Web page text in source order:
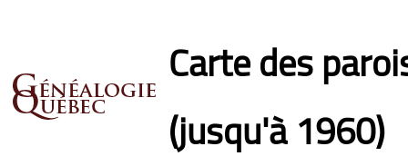
Carte des
(jusqu'à 1960)